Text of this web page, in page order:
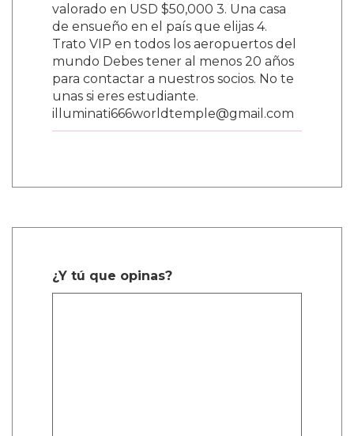
valorado en USD $50,000 3. Una casa
de ensueño en el país que elijas 4.
Trato VIP en todos los aeropuertos del
mundo Debes tener al menos 20 años
para contactar a nuestros socios. No te
unas si eres estudiante.
illuminati666worldtemple@gmail.com
¿Y tú que opinas?